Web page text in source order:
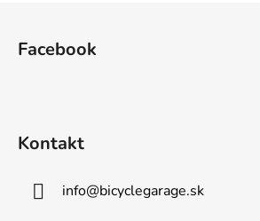
Facebook
Kontakt
info@bicyclegarage.sk